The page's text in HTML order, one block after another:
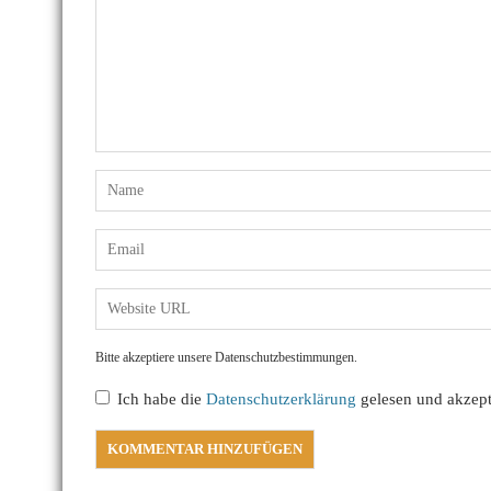
Bitte akzeptiere unsere Datenschutzbestimmungen.
Ich habe die Datenschutzerklärung gelesen und